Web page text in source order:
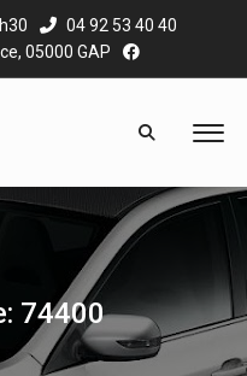
04 92 53 40 40
05000 GAP
74400